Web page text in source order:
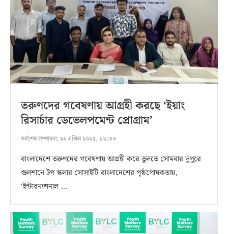
তরুণদের গবেষণায় আগ্রহী করছে ‘ইয়াং
রিসার্চার ডেভেলপমেন্ট প্রোগ্রাম’
সর্বশেষ সম্পাদনা: ২২ এপ্রিল ২০২৫, ১৬:৩৩
বাংলাদেশে তরুণদের গবেষণায় আগ্রহী করে তুলতে সোমবার দুপুরে
গুলশানে টপ স্কলার সোসাইটি বাংলাদেশের পৃষ্ঠপোষকতায়,
‘ইন্টারন্যশনাল …